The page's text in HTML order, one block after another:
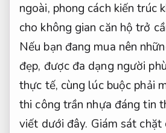
ngoài, phong cách kiến trúc
cho không gian căn hộ trở
Nếu bạn đang mua nên
đẹp, được đa dạng người
thực tế, cùng lúc buộc phải
thi công trần nhựa đáng tin
viết dưới đây. Giám sát chặt